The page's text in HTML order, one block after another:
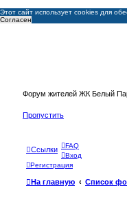
Этот сайт использует cookies для
Согласен
Форум жителей ЖК Белый
Пропустить
Ссылки
FAQ
Вход
Регистрация
На главную Список